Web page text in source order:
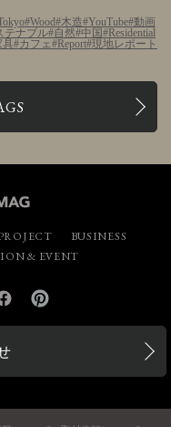
Wood 木造 YouTube 動画
テナブル 自然 中国
Residential
具 カフェ Report 現地レポート
BUSINESS
& EVENT
Facebook